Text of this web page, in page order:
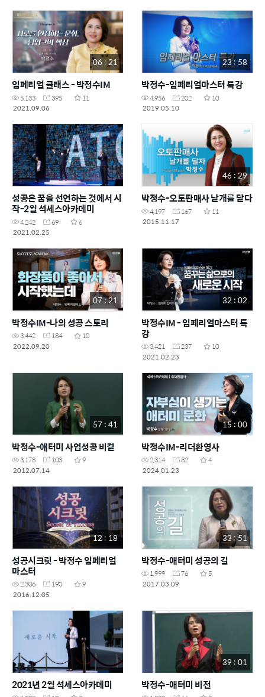
06 : 21
임페리얼 클래스 - 박정수IM
5,133 395
11
2021.09.06
23 : 58
박정수-임페리얼마스터 특강
4,956 202
10
2019.05.10
성공은 꿈을 선언하는 것에서 시
작-2월 석세스아카데미
4,242 69
6
2021.02.25
46 : 29
박정수-오토판매사 날개를 달다
4,197 167
11
2015.11.17
07 : 21
박정수IM-나의 성공 스토리
3,442 184
10
2022.09.20
32 : 02
박정수IM - 임페리얼마스터 특
강
3,421 237
10
2021.02.23
57 : 41
박정수-애터미 사업성공 비결
3,178 103
9
2012.07.14
15 : 00
박정수IM-리더환영사
2,314 82
4
2024.01.23
12 : 18
성공시크릿 - 박정수 임페리얼
마스터
2,306 190
9
2016.12.05
33 : 51
박정수-애터미 성공의 길
1,999 76
5
2017.03.09
2021년 2월 석세스아카데미
39 : 01
박정수-애터미 비전